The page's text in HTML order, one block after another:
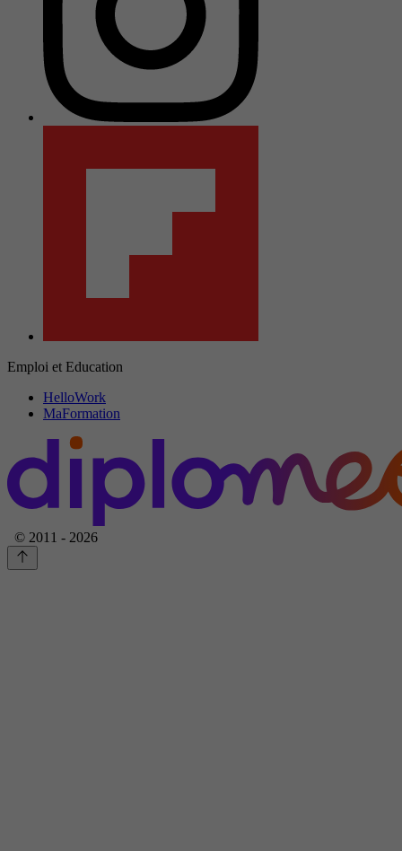
Emploi et Education
HelloWork
MaFormation
© 2011 - 2026